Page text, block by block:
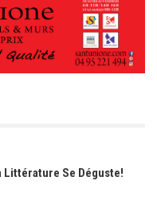
Littérature Se Déguste!